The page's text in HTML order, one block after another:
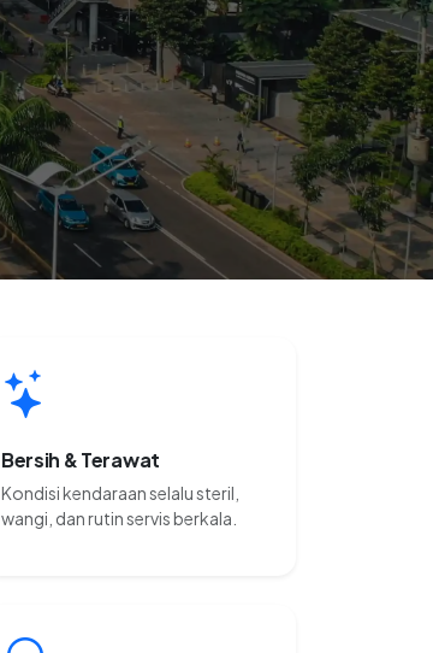
Bersih & Terawat
Kondisi kendaraan selalu steril,
wangi, dan rutin servis berkala.